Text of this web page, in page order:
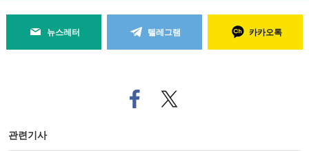
뉴스레터 텔레그램 카카오톡
페
이
트위
터로
관련기사